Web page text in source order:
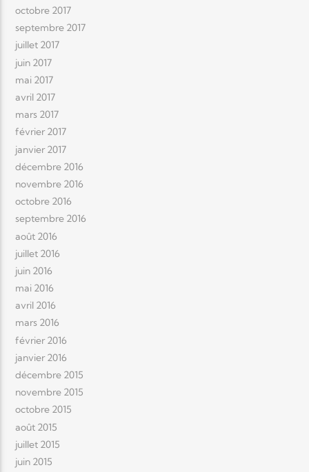
octobre 2017
septembre 2017
juillet 2017
juin 2017
mai 2017
avril 2017
mars 2017
février 2017
janvier 2017
décembre 2016
novembre 2016
octobre 2016
septembre 2016
août 2016
juillet 2016
juin 2016
mai 2016
avril 2016
mars 2016
février 2016
janvier 2016
décembre 2015
novembre 2015
octobre 2015
août 2015
juillet 2015
juin 2015